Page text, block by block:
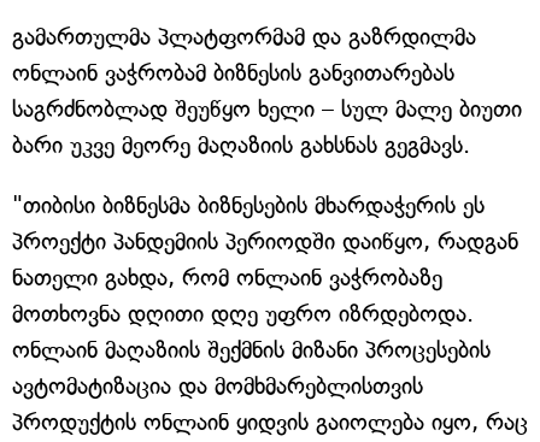
გამართულმა პლატფორმამ და გაზრდილმა
ონლაინ ვაჭრობამ ბიზნესის განვითარებას
საგრძნობლად შეუწყო ხელი – სულ მალე ბიუთი
ბარი უკვე მეორე მაღაზიის გახსნას გეგმავს.
"თიბისი ბიზნესმა ბიზნესების მხარდაჭერის ეს
პროექტი პანდემიის პერიოდში დაიწყო, რადგან
ნათელი გახდა, რომ ონლაინ ვაჭრობაზე
მოთხოვნა დღითი დღე უფრო იზრდებოდა.
ონლაინ მაღაზიის შექმნის მიზანი პროცესების
ავტომატიზაცია და მომხმარებლისთვის
პროდუქტის ონლაინ ყიდვის გაიოლება იყო, რაც